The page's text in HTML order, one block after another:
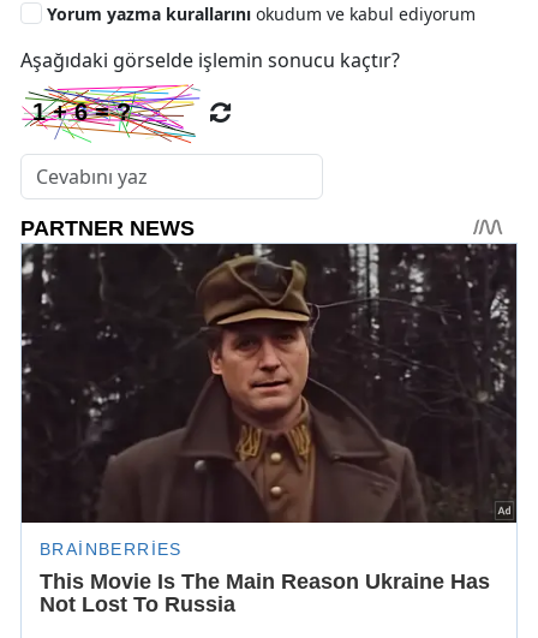
Yorum yazma kurallarını okudum ve kabul ediyorum
Aşağıdaki görselde işlemin sonucu kaçtır?